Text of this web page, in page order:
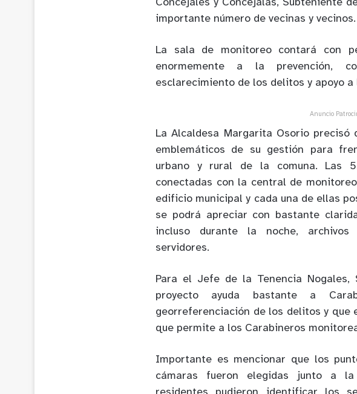
Concejales y Concejalas, Subteniente
importante número de vecinas y vecinos.
La sala de monitoreo contará con
enormemente a la prevención,
esclarecimiento de los delitos y apoyo
Anuncio
La Alcaldesa Margarita Osorio
emblemáticos de su gestión para
urbano y rural de la comuna. Las
conectadas con la central de
edificio municipal y cada una de ellas
se podrá apreciar con bastante
incluso durante la noche, archivos
servidores.
Para el Jefe de la Tenencia Nogales,
proyecto ayuda bastante a
georreferenciación de los delitos y que
que permite a los Carabineros
Importante es mencionar que los
cámaras fueron elegidas junto a la